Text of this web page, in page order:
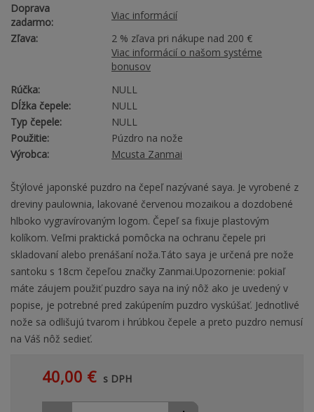
Doprava
zadarmo:
Viac informácií
Zľava:
2 % zľava pri nákupe nad 200 €
Viac informácií o našom systéme
bonusov
Rúčka:
NULL
Dĺžka čepele:
NULL
Typ čepele:
NULL
Použitie:
Púzdro na nože
Výrobca:
Mcusta Zanmai
Štýlové japonské puzdro na čepeľ nazývané saya. Je vyrobené z
dreviny paulownia, lakované červenou mozaikou a dozdobené
hlboko vygravírovaným logom. Čepeľ sa fixuje plastovým
kolíkom. Veľmi praktická pomôcka na ochranu čepele pri
skladovaní alebo prenášaní noža.Táto saya je určená pre nože
santoku s 18cm čepeľou značky Zanmai.Upozornenie: pokiaľ
máte záujem použiť puzdro saya na iný nôž ako je uvedený v
popise, je potrebné pred zakúpením puzdro vyskúšať. Jednotlivé
nože sa odlišujú tvarom i hrúbkou čepele a preto puzdro nemusí
na Váš nôž sedieť.
40,00 € s DPH